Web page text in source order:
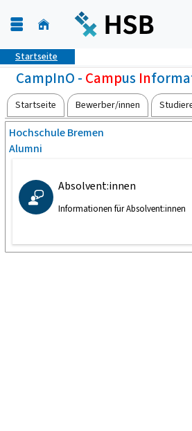
Startseite
CampInO - Campus In
Startseite Bewerber/innen
Hochschule Bremen
Alumni
Absolvent:innen
Informationen für Absolvent:innen